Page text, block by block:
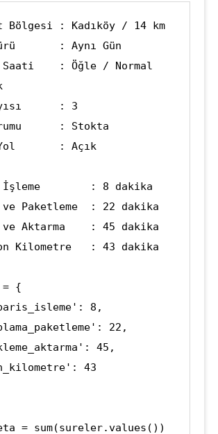
Bölgesi : Kadıköy / 14 km
: Aynı Gün
: Öğle / Normal
: 3
: Stokta
: Açık
İşleme        : 8 dakika
ve Paketleme  : 22 dakika
ve Aktarma    : 45 dakika
Kilometre   : 43 dakika
= {
= sum(sureler.values())